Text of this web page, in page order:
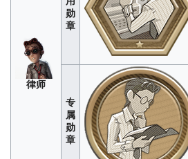
3200 96001920032000 数据仅
供参
考，如
有错误
欢迎改
正
知
护行之翼：役鸟守护状态下牵制监管者
时长（秒）
经WIKI编辑组测试，单局上
限为10<br>数据仅供参考，如有错误欢
迎改正
21 106 318 636 1060
妆容侧写
：记下其他求生者容貌次数
（次）
经WIKI编辑组测试，单局上限为
3<br>数据仅供参考，如有错误欢迎改
52 156 312 520
极性效应：利用磁铁吸引/排斥监管者移
经WIKI编辑组测试，单局
律师
勋
章
专
属
勋
章